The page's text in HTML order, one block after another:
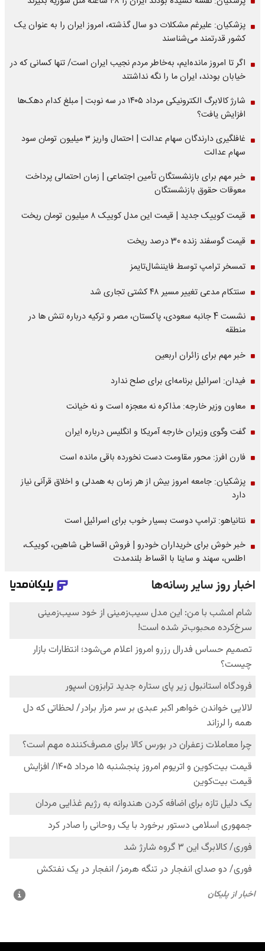
پزشکیان: علیرغم مشکلات دو سال گذشته، امروز ایران را به عنوان یک
کشور قدرتمند می‌شناسند
اگر تا امروز مانده‌ایم، به‌خاطر مردم نجیب ایران است/ تنها کسانی که در
خیابان بودند، ایران ما را نگه نداشتند
شارژ کالابرگ الکترونیکی مرداد ۱۴۰۵ در سه نوبت | مبلغ کدام دهک‌ها
افزایش یافت؟
غافلگیری دارندگان سهام عدالت | احتمال واریز ۳ میلیون تومان سود
سهام عدالت
خبر مهم برای بازنشستگان تأمین اجتماعی | زمان احتمالی پرداخت
معوقات حقوق بازنشستگان
قیمت کوییک جدید | قیمت این مدل کوییک ۸ میلیون تومان ریخت
قیمت گوسفند زنده 30 درصد ریخت
تمسخر ترامپ توسط فایننشال‌تایمز
سنتکام مدعی تغییر مسیر ۴۸ کشتی تجاری شد
نشست 4 جانبه سعودی، پاکستان، مصر و ترکیه درباره تنش ها در
منطقه
خبر مهم برای زائران اربعین
فیدان: اسرائیل برنامه‌ای برای صلح ندارد
معاون وزیر خارجه: مذاکره نه معجزه است و نه خیانت
گفت وگوی وزیران خارجه آمریکا و انگلیس درباره ایران
فارن افرز: محور مقاومت دست نخورده باقی مانده است
پزشکیان: جامعه امروز بیش از هر زمان به همدلی و اخلاق قرآنی نیاز
دارد
نتانیاهو: ترامپ دوست بسیار خوب برای اسرائیل است
خبر خوش برای خریداران خودرو | فروش اقساطی شاهین، کوییک،
اطلس، سهند و ساینا با اقساط بلندمدت